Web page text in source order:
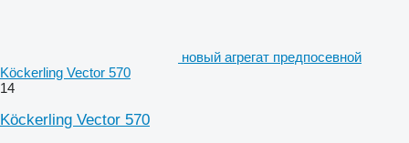
новый агрегат предпосевной
Köckerling Vector 570
14
Köckerling Vector 570